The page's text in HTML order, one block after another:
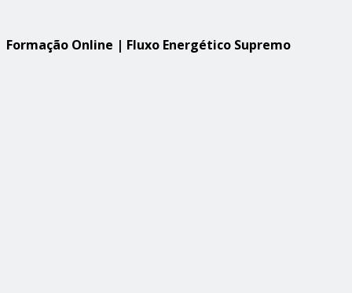
Formação Online | Fluxo Energético Supremo